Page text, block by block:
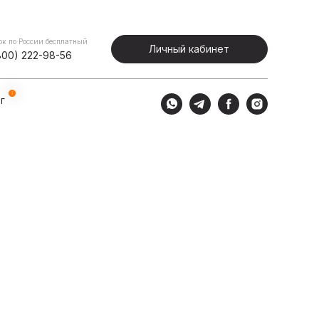
по России бесплатный
222-98-56
Личный кабинет
Личный кабинет